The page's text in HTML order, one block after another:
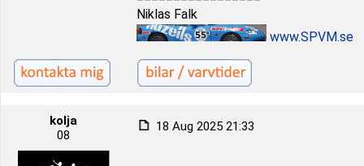
Niklas Falk
www.SPVM.se
kolja
08
18 Aug 2025 21:33